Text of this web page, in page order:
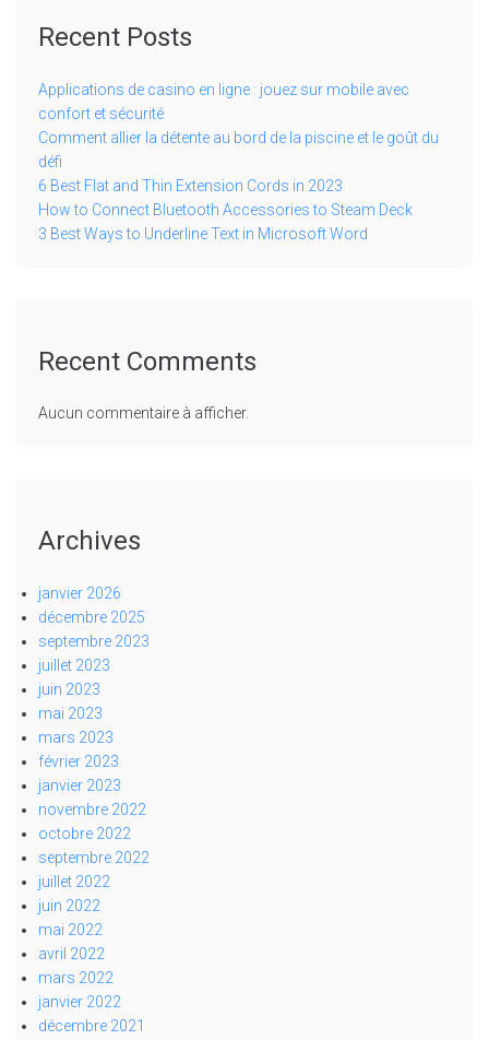
Recent Posts
Applications de casino en ligne : jouez sur mobile avec
confort et sécurité
Comment allier la détente au bord de la piscine et le goût du
défi
6 Best Flat and Thin Extension Cords in 2023
How to Connect Bluetooth Accessories to Steam Deck
3 Best Ways to Underline Text in Microsoft Word
Recent Comments
Aucun commentaire à afficher.
Archives
janvier 2026
décembre 2025
septembre 2023
juillet 2023
juin 2023
mai 2023
mars 2023
février 2023
janvier 2023
novembre 2022
octobre 2022
septembre 2022
juillet 2022
juin 2022
mai 2022
avril 2022
mars 2022
janvier 2022
décembre 2021